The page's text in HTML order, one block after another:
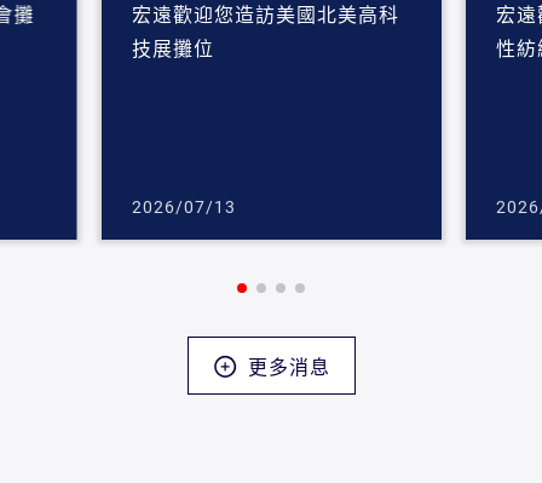
攤
宏遠歡迎您造訪美國北美高科
技展攤位
2026/07/13
宏
性紡
更多消息